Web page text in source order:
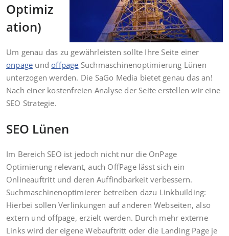
Optimiz
ation)
Um genau das zu gewährleisten sollte Ihre Seite einer
onpage undoffpage Suchmaschinenoptimierung Lünen
unterzogen werden. Die SaGo Media bietet genau das an!
Nach einer kostenfreien Analyse der Seite erstellen wir eine
SEO Strategie.
SEO Lünen
Im Bereich SEO ist jedoch nicht nur die OnPage
Optimierung relevant, auch OffPage lässt sich ein
Onlineauftritt und deren Auffindbarkeit verbessern.
Suchmaschinenoptimierer betreiben dazu Linkbuilding:
Hierbei sollen Verlinkungen auf anderen Webseiten, also
extern und offpage, erzielt werden. Durch mehr externe
Links wird der eigene Webauftritt oder die Landing Page je